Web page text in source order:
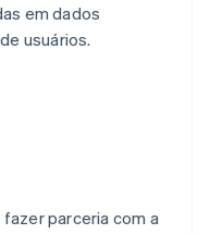
em dados
usuários.
fazer parceria com a